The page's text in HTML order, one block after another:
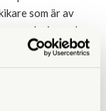
som är av
design och
och